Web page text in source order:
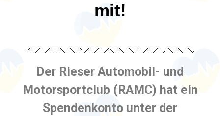
mit!
Der Rieser Automobil- und
Motorsportclub (RAMC) hat ein
Spendenkonto unter der